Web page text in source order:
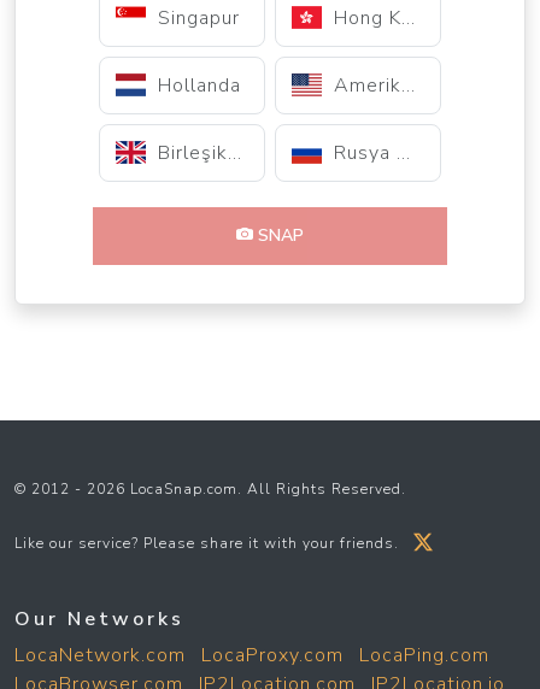
Singapur Hong Kong
Hollanda Amerika Birleşik Devletleri
Birleşik Krallık Rusya Federasyonu
SNAP
© 2012 - 2026 LocaSnap.com. All Rights Reserved.
Like our service? Please share it with your friends.
Our Networks
LocaNetwork.com
LocaProxy.com
LocaPing.com